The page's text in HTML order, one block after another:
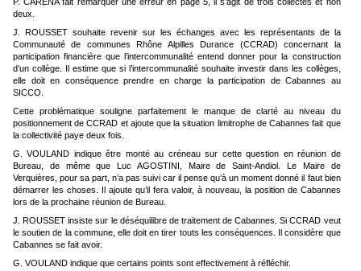
deux.
J. ROUSSET souhaite revenir sur les échanges avec les représentants de la
Communauté de communes Rhône Alpilles Durance (CCRAD) concernant la
participation financière que l’intercommunalité entend donner pour la construction
d’un collège. Il estime que si l’intercommunalité souhaite investir dans les collèges,
elle doit en conséquence prendre en charge la participation de Cabannes au
SICCO.
Cette problématique souligne parfaitement le manque de clarté au niveau du
positionnement de CCRAD et ajoute que la situation limitrophe de Cabannes fait que
la collectivité paye deux fois.
G. VOULAND indique être monté au créneau sur cette question en réunion de
Bureau, de même que Luc AGOSTINI, Maire de Saint-Andiol. Le Maire de
Verquières, pour sa part, n’a pas suivi car il pense qu’à un moment donné il faut bien
démarrer les choses. Il ajoute qu’il fera valoir, à nouveau, la position de Cabannes
lors de la prochaine réunion de Bureau.
J. ROUSSET insiste sur le déséquilibre de traitement de Cabannes. Si CCRAD veut
le soutien de la commune, elle doit en tirer touts les conséquences. Il considère que
Cabannes se fait avoir.
G. VOULAND indique que certains points sont effectivement à réfléchir.